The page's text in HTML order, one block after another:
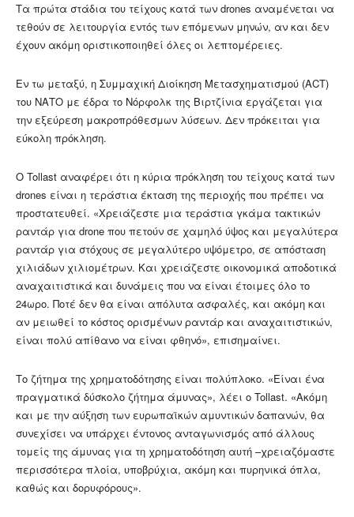
Τα πρώτα στάδια του τείχους κατά των drones αναμένεται να
τεθούν σε λειτουργία εντός των επόμενων μηνών, αν και δεν
έχουν ακόμη οριστικοποιηθεί όλες οι λεπτομέρειες.
Εν τω μεταξύ, η Συμμαχική Διοίκηση Μετασχηματισμού (ACT)
του ΝΑΤΟ με έδρα το Νόρφολκ της Βιρτζίνια εργάζεται για
την εξεύρεση μακροπρόθεσμων λύσεων. Δεν πρόκειται για
εύκολη πρόκληση.
Ο Tollast αναφέρει ότι η κύρια πρόκληση του τείχους κατά των
drones είναι η τεράστια έκταση της περιοχής που πρέπει να
προστατευθεί. «Χρειάζεστε μια τεράστια γκάμα τακτικών
ραντάρ για drone που πετούν σε χαμηλό ύψος και μεγαλύτερα
ραντάρ για στόχους σε μεγαλύτερο υψόμετρο, σε απόσταση
χιλιάδων χιλιομέτρων. Και χρειάζεστε οικονομικά αποδοτικά
αναχαιτιστικά και δυνάμεις που να είναι έτοιμες όλο το
24ωρο. Ποτέ δεν θα είναι απόλυτα ασφαλές, και ακόμη και
αν μειωθεί το κόστος ορισμένων ραντάρ και αναχαιτιστικών,
είναι πολύ απίθανο να είναι φθηνό», επισημαίνει.
Το ζήτημα της χρηματοδότησης είναι πολύπλοκο. «Είναι ένα
πραγματικά δύσκολο ζήτημα άμυνας», λέει ο Tollast. «Ακόμη
και με την αύξηση των ευρωπαϊκών αμυντικών δαπανών, θα
συνεχίσει να υπάρχει έντονος ανταγωνισμός από άλλους
τομείς της άμυνας για τη χρηματοδότηση αυτή –χρειαζόμαστε
περισσότερα πλοία, υποβρύχια, ακόμη και πυρηνικά όπλα,
καθώς και δορυφόρους».